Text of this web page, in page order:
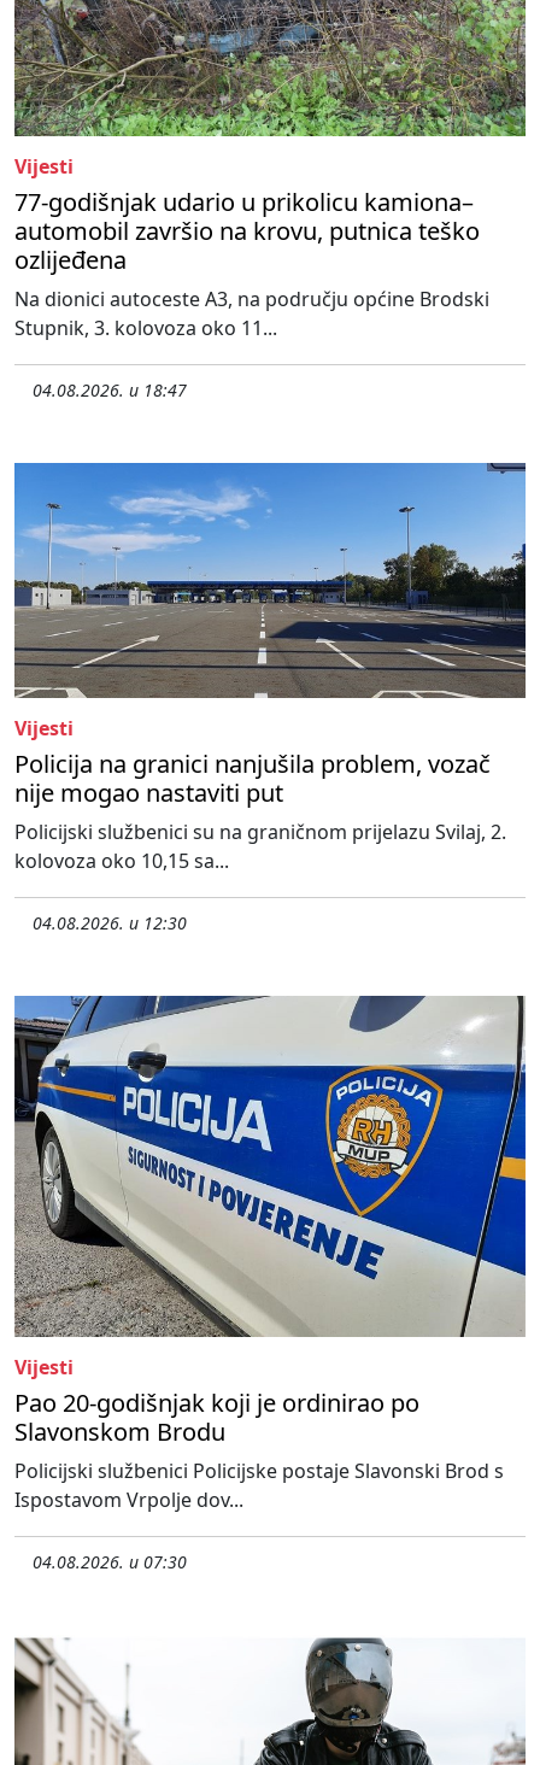
Vijesti
77-godišnjak udario u prikolicu kamiona–
automobil završio na krovu, putnica teško
ozlijeđena
Na dionici autoceste A3, na području općine Brodski
Stupnik, 3. kolovoza oko 11...
04.08.2026. u 18:47
Vijesti
Policija na granici nanjušila problem, vozač
nije mogao nastaviti put
Policijski službenici su na graničnom prijelazu Svilaj, 2.
kolovoza oko 10,15 sa...
04.08.2026. u 12:30
Vijesti
Pao 20-godišnjak koji je ordinirao po
Slavonskom Brodu
Policijski službenici Policijske postaje Slavonski Brod s
Ispostavom Vrpolje dov...
04.08.2026. u 07:30